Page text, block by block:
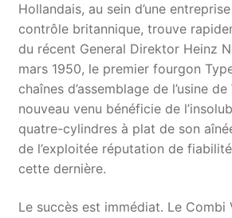
Hollandais, au sein d’une
contrôle britannique, trouve
du récent General Direktor Heinz
mars 1950, le premier fourgon
chaînes d’assemblage de l’usine
nouveau venu bénéficie de
quatre-cylindres à plat de son
de l’exploitée réputation de
cette dernière.
Le succès est immédiat. Le Combi